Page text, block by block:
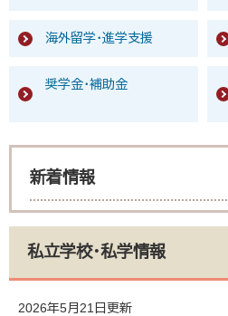
海外留学・進学支援
奨学金・補助金
新着情報
私立学校・私学情報
2026年5月21日更新